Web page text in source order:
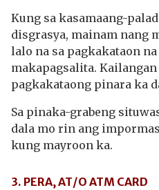
Kung sa kasamaang-
disgrasya, mainam nang
lalo na sa pagkakataon
makapagsalita.
pagkakataong pinara ka
Sa pinaka-grabeng
dala mo rin ang
kung mayroon ka.
3. PERA, AT/O ATM CARD